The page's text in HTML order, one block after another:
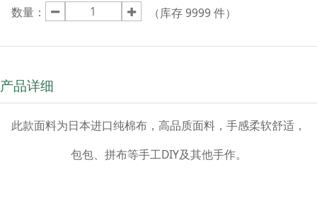
数量： （库存9999 件）
产品详细
此款面料为日本进口纯棉布，高品质面料，手感柔软舒适，
包包、拼布等手工DIY及其他手作。